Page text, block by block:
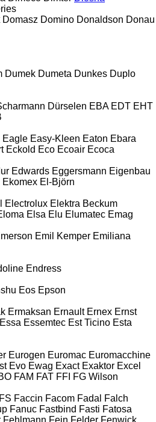
Domasz Domino Donaldson Donau
Dumek Dumeta Dunkes Duplo
Dürselen EBA EDT EHT
Eagle Easy-Kleen Eaton Ebara
Eckold Eco Ecoair Ecoca
Edwards Eggersmann Eigenbau
Ekomex El-Björn
Electrolux Elektra Beckum
Elsa Elu Elumatec Emag
Emil Kemper Emiliana
Endress
Eos Epson
Ermaksan Ernault Ernex Ernst
Essa Essemtec Est Ticino Esta
Eurogen Euromac Euromacchine
Evo Ewag Exact Exaktor Excel
FAM FAT FFI FG Wilson
FS Faccin Facom Fadal
Falch
Fanuc Fastbind Fasti Fatosa
Fehlmann Fein Felder Fenwick